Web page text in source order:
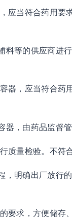
应当符合药用要
料等的供应商进
器，应当符合药
器，由药品监督
质量检验。不符
，明确出厂放行
要求，方便储存